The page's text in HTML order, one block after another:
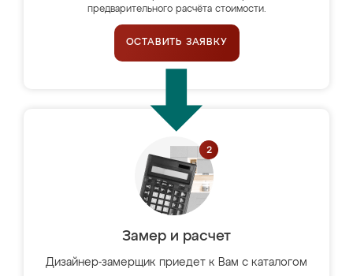
предварительного расчёта стоимости.
ОСТАВИТЬ ЗАЯВКУ
Замер и расчет
Дизайнер-замерщик приедет к Вам с каталогом